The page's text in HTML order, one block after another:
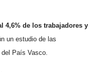
4,6% de los trabajadores y
un estudio de las
País Vasco.